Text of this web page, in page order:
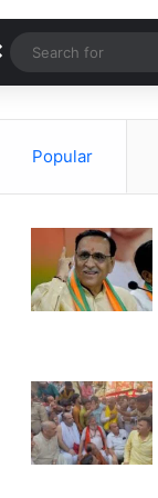
Random Article
Popular